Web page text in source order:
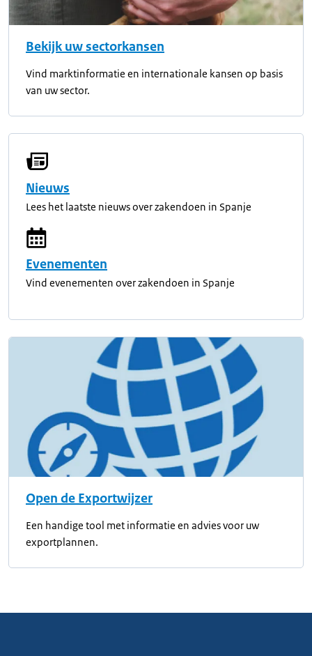
Bekijk uw sectorkansen
Vind marktinformatie en internationale kansen op basis
van uw sector.
Nieuws
Lees het laatste nieuws over zakendoen in Spanje
Evenementen
Vind evenementen over zakendoen in Spanje
Open de Exportwijzer
Een handige tool met informatie en advies voor uw
exportplannen.